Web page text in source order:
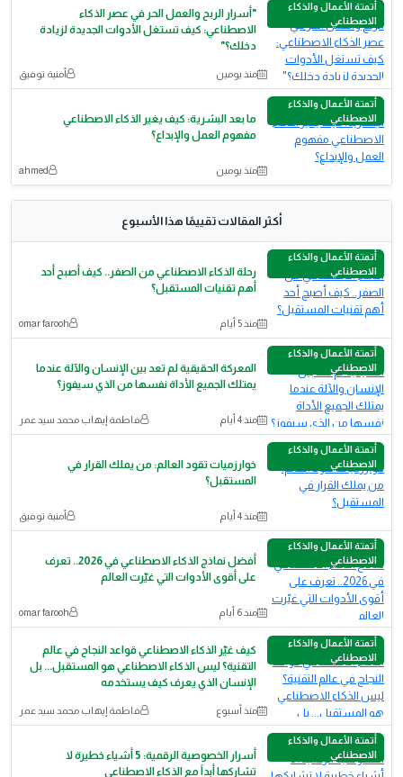
أتمتة الأعمال والذكاء
الاصطناعي
"أسرار الربح والعمل الحر في عصر الذكاء
الاصطناعي: كيف تستغل الأدوات الجديدة لزيادة
دخلك؟"
منذ يومين أمنية توفيق
أتمتة الأعمال والذكاء
الاصطناعي
ما بعد البشرية: كيف يغير الذكاء الاصطناعي
مفهوم العمل والإبداع؟
منذ يومين ahmed
أكثر المقالات تقييمًا هذا الأسبوع
أتمتة الأعمال والذكاء
الاصطناعي
رحلة الذكاء الاصطناعي من الصفر.. كيف أصبح أحد
أهم تقنيات المستقبل؟
منذ 5 أيام omar farooh
أتمتة الأعمال والذكاء
الاصطناعي
المعركة الحقيقية لم تعد بين الإنسان والآلة عندما
يمتلك الجميع الأداة نفسها من الذي سيفوز؟
منذ 4 أيام فاطمة إيهاب محمد سيد عمر
أتمتة الأعمال والذكاء
الاصطناعي
خوارزميات تقود العالم: من يملك القرار في
المستقبل؟
منذ 4 أيام أمنية توفيق
أتمتة الأعمال والذكاء
الاصطناعي
أفضل نماذج الذكاء الاصطناعي في 2026.. تعرف
على أقوى الأدوات التي غيّرت العالم
منذ 6 أيام omar farooh
أتمتة الأعمال والذكاء
الاصطناعي
كيف غيّر الذكاء الاصطناعي قواعد النجاح في عالم
التقنية؟ ليس الذكاء الاصطناعي هو المستقبل... بل
الإنسان الذي يعرف كيف يستخدمه
منذ أسبوع فاطمة إيهاب محمد سيد عمر
أتمتة الأعمال والذكاء
الاصطناعي
أسرار الخصوصية الرقمية: 5 أشياء خطيرة لا
تشاركها أبداً مع الذكاء الاصطناعي